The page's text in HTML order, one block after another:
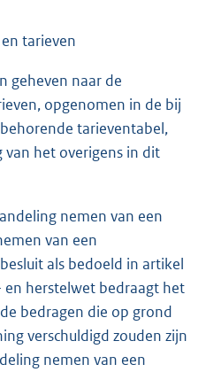
tarieven
geheven naar de
opgenomen in de bij
tarieventabel,
het overigens in dit
nemen van een
van een
als bedoeld in artikel
en herstelwet bedraagt het
bedragen die op grond
verschuldigd zouden zijn
nemen van een